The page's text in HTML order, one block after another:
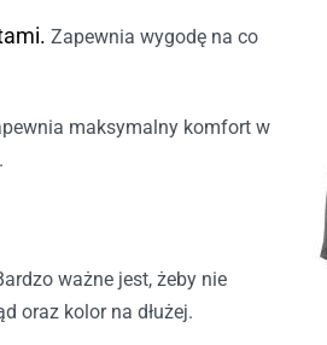
Zapewnia wygodę na co
maksymalny komfort w
ważne jest, żeby nie
oraz kolor na dłużej.